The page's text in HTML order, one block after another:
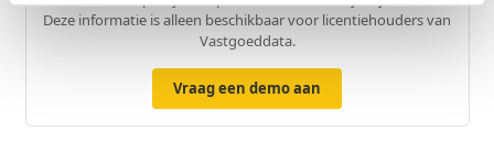
Deze informatie is alleen beschikbaar voor licentiehouders van
Vastgoeddata.
Vraag een demo aan